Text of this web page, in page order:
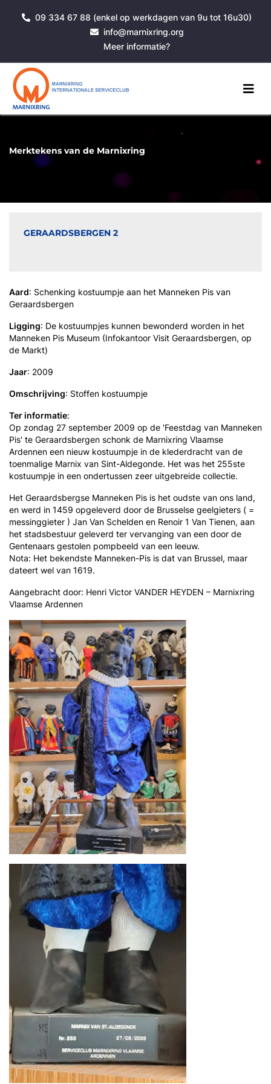
09 334 67 88 (enkel op werkdagen van 9u tot 16u30)
info@marnixring.org
Meer informatie?
Merktekens van de Marnixring
GERAARDSBERGEN 2
Aard: Schenking kostuumpje aan het Manneken Pis van
Geraardsbergen
Ligging: De kostuumpjes kunnen bewonderd worden in het
Manneken Pis Museum (Infokantoor Visit Geraardsbergen, op
de Markt)
Jaar: 2009
Omschrijving: Stoffen kostuumpje
Ter informatie:
Op zondag 27 september 2009 op de 'Feestdag van Manneken
Pis' te Geraardsbergen schonk de Marnixring Vlaamse
Ardennen een nieuw kostuumpje in de klederdracht van de
toenmalige Marnix van Sint-Aldegonde. Het was het 255ste
kostuumpje in een ondertussen zeer uitgebreide collectie.
Het Geraardsbergse Manneken Pis is het oudste van ons land,
en werd in 1459 opgeleverd door de Brusselse geelgieters ( =
messinggieter ) Jan Van Schelden en Renoir 1 Van Tienen, aan
het stadsbestuur geleverd ter vervanging van een door de
Gentenaars gestolen pompbeeld van een leeuw.
Nota: Het bekendste Manneken-Pis is dat van Brussel, maar
dateert wel van 1619.
Aangebracht door: Henri Victor VANDER HEYDEN – Marnixring
Vlaamse Ardennen